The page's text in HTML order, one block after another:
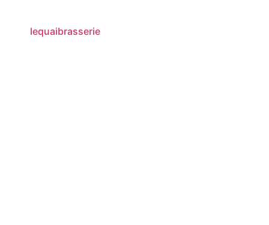
lequaibrasserie